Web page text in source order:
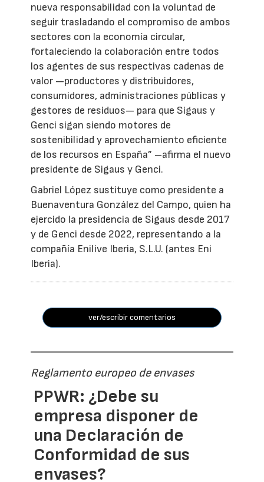
nueva responsabilidad con la voluntad de
seguir trasladando el compromiso de ambos
sectores con la economía circular,
fortaleciendo la colaboración entre todos
los agentes de sus respectivas cadenas de
valor —productores y distribuidores,
consumidores, administraciones públicas y
gestores de residuos— para que Sigaus y
Genci sigan siendo motores de
sostenibilidad y aprovechamiento eficiente
de los recursos en España” –afirma el nuevo
presidente de Sigaus y Genci.
Gabriel López sustituye como presidente a
Buenaventura González del Campo, quien ha
ejercido la presidencia de Sigaus desde 2017
y de Genci desde 2022, representando a la
compañía Enilive Iberia, S.L.U. (antes Eni
Iberia).
ver/escribir comentarios
Reglamento europeo de envases
PPWR: ¿Debe su
empresa disponer de
una Declaración de
Conformidad de sus
envases?